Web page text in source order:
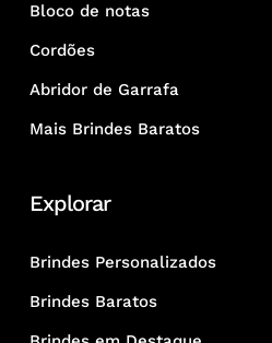
Bloco de notas
Cordões
Abridor de Garrafa
Mais Brindes Baratos
Explorar
Brindes Personalizados
Brindes Baratos